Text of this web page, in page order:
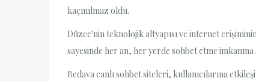
kaçınılmaz oldu.
Düzce'nin teknolojik altyapısı ve internet
sayesinde her an, her yerde sohbet etme
Bedava canlı sohbet siteleri, kullanıcılarına